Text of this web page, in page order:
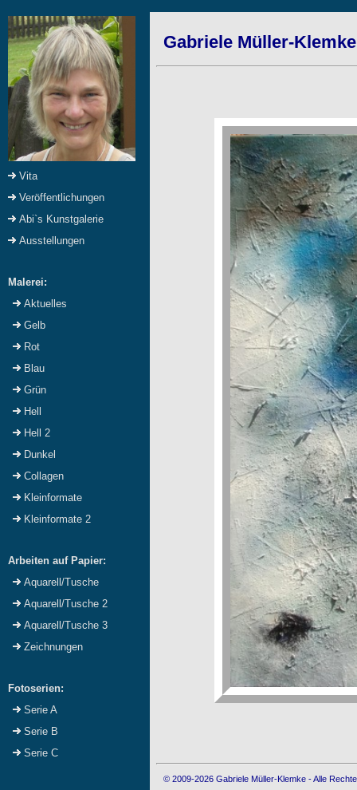
Vita
Veröffentlichungen
Abi`s Kunstgalerie
Ausstellungen
Malerei:
Aktuelles
Gelb
Rot
Blau
Grün
Hell
Hell 2
Dunkel
Collagen
Kleinformate
Kleinformate 2
Arbeiten auf Papier:
Aquarell/Tusche
Aquarell/Tusche 2
Aquarell/Tusche 3
Zeichnungen
Fotoserien:
Serie A
Serie B
Serie C
Gabriele Müller-
© 2009-2026 Gabriele Müller-Klemke - Alle